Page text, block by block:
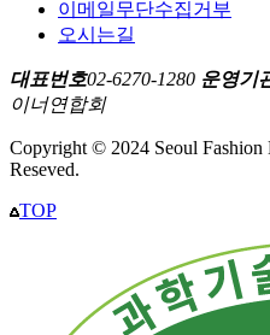
이메일무단수집거부
오시는길
대표번호02-6270-1280 운영기
이너연합회
Copyright © 2024 Seoul
Reseved.
TOP